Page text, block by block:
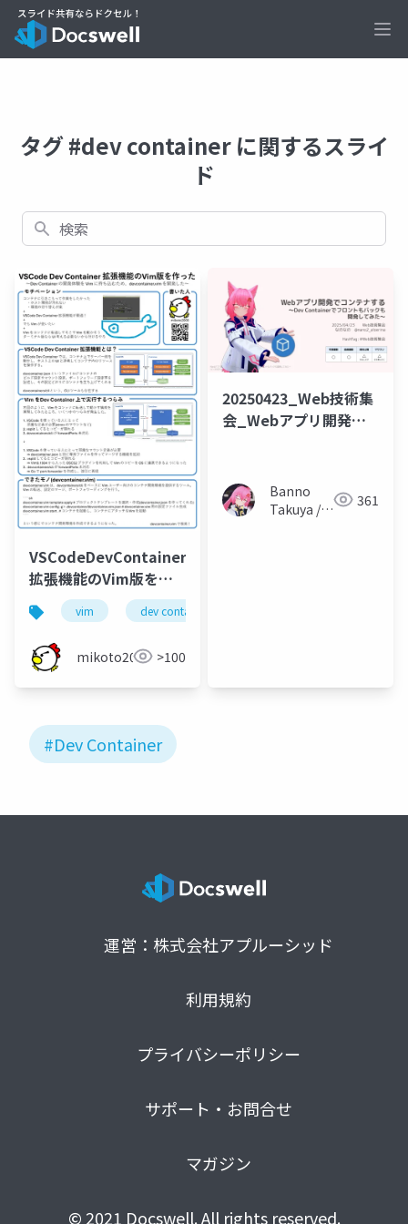
タグ #dev container に関するスライ
ド
検索
VSCodeDevContainer
拡張機能のVim版を作
った
vim dev container
mikoto2000 >100
20250423_Web技術集
会_Webアプリ開発で
Banno
Takuya /
361
#Dev Container
運営：株式会社アプルーシッド
利用規約
プライバシーポリシー
サポート・お問合せ
マガジン
© 2021 Docswell. All rights reserved.